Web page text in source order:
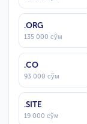
.ORG
135 000 сўм
.CO
93 000 сўм
.SITE
19 000 сўм